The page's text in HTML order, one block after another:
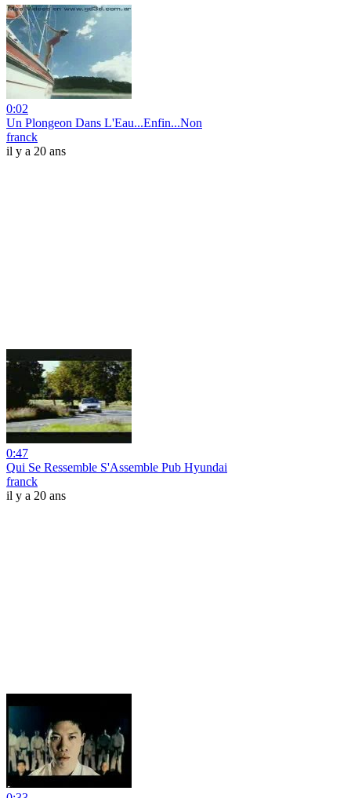
0:02
Un Plongeon Dans L'Eau...Enfin...Non
franck
il y a 20 ans
0:47
Qui Se Ressemble S'Assemble Pub Hyundai
franck
il y a 20 ans